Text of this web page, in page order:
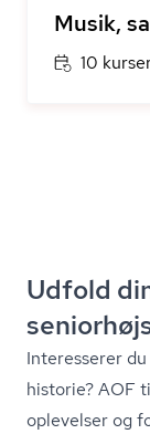
Musik,
10
Udfold
Interesserer
historie? AOF
oplevelser og